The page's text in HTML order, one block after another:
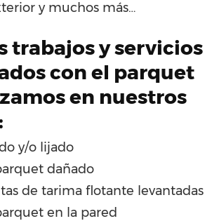
y muchos más…
trabajos y servicios
con el parquet
en nuestros
y/o lijado
dañado
de tarima flotante levantadas
en la pared